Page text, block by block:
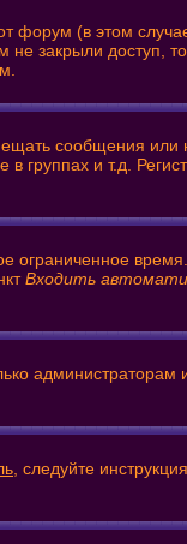
форум (в этом
закрыли доступ,
сообщения
и т.д.
ограниченное
Входить
, следуйте